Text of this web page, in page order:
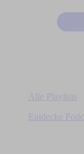
Alle Playlists
Entdecke